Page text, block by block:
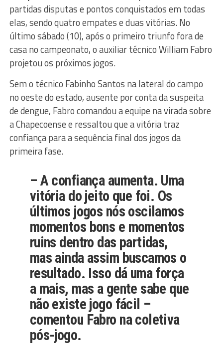
partidas disputas e pontos conquistados em todas
elas, sendo quatro empates e duas vitórias. No
último sábado (10), após o primeiro triunfo fora de
casa no campeonato, o auxiliar técnico William Fabro
projetou os próximos jogos.
Sem o técnico Fabinho Santos na lateral do campo
no oeste do estado, ausente por conta da suspeita
de dengue, Fabro comandou a equipe na virada sobre
a Chapecoense e ressaltou que a vitória traz
confiança para a sequência final dos jogos da
primeira fase.
– A confiança aumenta. Uma
vitória do jeito que foi. Os
últimos jogos nós oscilamos
momentos bons e momentos
ruins dentro das partidas,
mas ainda assim buscamos o
resultado. Isso dá uma força
a mais, mas a gente sabe que
não existe jogo fácil –
comentou Fabro na coletiva
pós-jogo.